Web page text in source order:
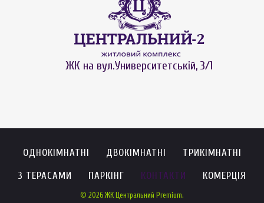
ЖК на вул.Университетській, 3/1
ОДНОКІМНАТНІ ДВОКІМНАТНІ ТРИКІМНАТНІ
З ТЕРАСАМИ ПАРКІНГ КОНТАКТИ КОМЕРЦІЯ
© 2026 ЖК Центральний Premium.